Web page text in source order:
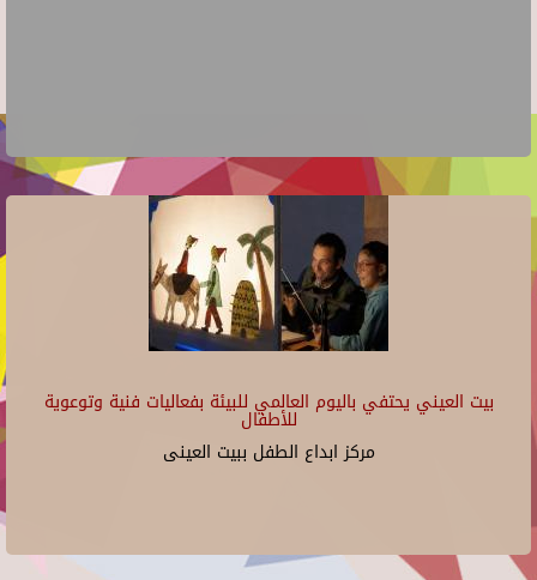
بيت العيني يحتفي باليوم العالمي للبيئة بفعاليات فنية وتوعوية
للأطفال
مركز ابداع الطفل ببيت العينى